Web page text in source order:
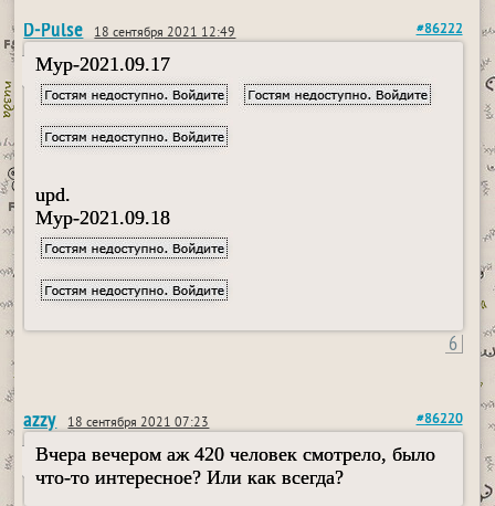
D-Pulse 18 сентября 2021 12:49 #86222
Myp-2021.09.17
upd.
Myp-2021.09.18
6
azzy 18 сентября 2021 07:23 #86220
Вчера вечером аж 420 человек смотрело, было
что-то интересное? Или как всегда?